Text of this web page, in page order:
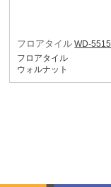
フロアタイル WD-5515
フロアタイル
ウォルナット